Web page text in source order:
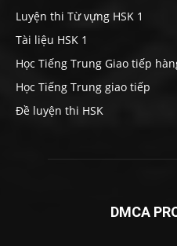
Luyện thi Từ vựng HSK 1
Tài liệu HSK 1
Học Tiếng Trung Giao tiếp
Học Tiếng Trung giao tiếp
Đề luyện thi HSK
DMCA